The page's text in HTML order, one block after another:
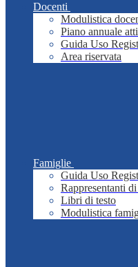
Docenti
Modulistica
Piano annuale
Guida Uso
Area riservata
Famiglie
Guida Uso
Rappresentanti di
Libri di testo
Modulistica